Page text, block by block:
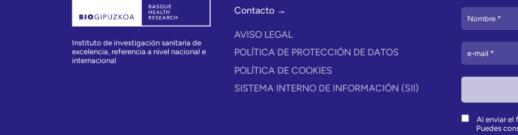
Instituto de investigación sanitaria de
excelencia, referencia a nivel nacional e
internacional
Contacto →
AVISO LEGAL
POLÍTICA DE PROTECCIÓN DE DATOS
POLÍTICA DE COOKIES
SISTEMA INTERNO DE INFORMACIÓN (SII)
Al enviar el
Puedes